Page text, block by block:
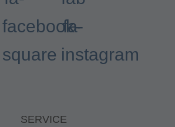
facebook-
square
fa-
instagram
SERVICE